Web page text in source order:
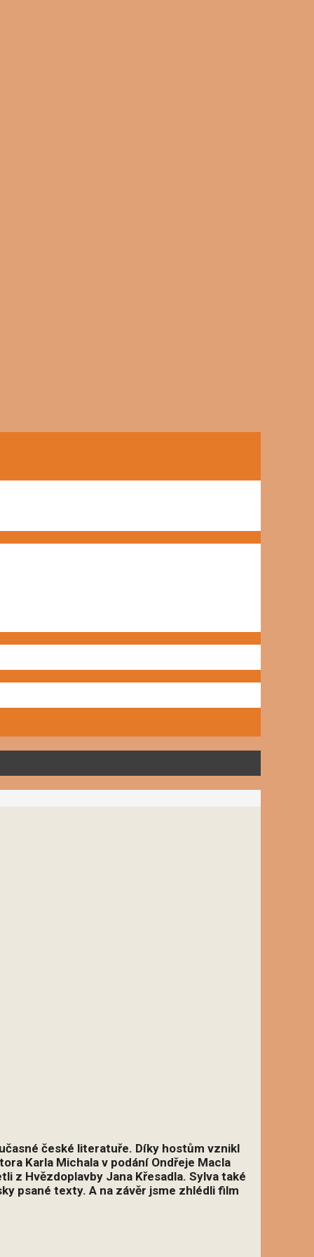
české literatuře. Díky hostům vznikl
Karla Michala v podání Ondřeje Macla
z Hvězdoplavby Jana Křesadla. Sylva také
psané texty. A na závěr jsme zhlédli film